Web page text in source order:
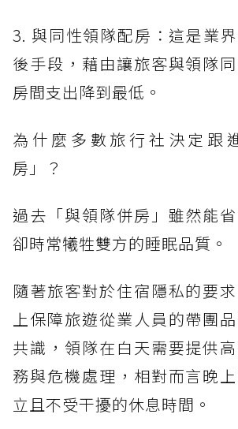
3. 與同性領隊配房：這是業
後手段，藉由讓旅客與領隊
房間支出降到最低。
為什麼多數旅行社決定跟
房」？
過去「與領隊併房」雖然能
卻時常犧牲雙方的睡眠品質。
隨著旅客對於住宿隱私的要
上保障旅遊從業人員的帶團
共識，領隊在白天需要提供
務與危機處理，相對而言晚
立且不受干擾的休息時間。